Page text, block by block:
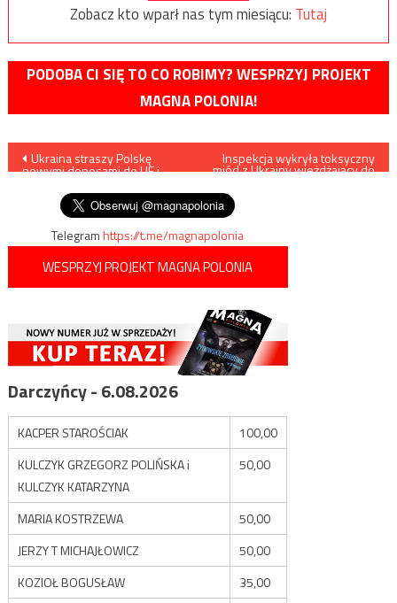
Zobacz kto wparł nas tym miesiącu: Tutaj
PODOBA CI SIĘ TO CO ROBIMY? WESPRZYJ PROJEKT
MAGNA POLONIA!
Nawigacja
wpisu
Ukraina straszy Polskę
nowymi donosami do UE i
Inspekcja wykryła toksyczny
miód z Ukrainy wjeżdżający do
Telegramhttps://t.me/magnapolonia
WESPRZYJ PROJEKT MAGNA POLONIA
Darczyńcy - 6.08.2026
KACPER STAROŚCIAK
100,00
KULCZYK GRZEGORZ POLIŃSKA i
KULCZYK KATARZYNA
50,00
MARIA KOSTRZEWA
50,00
JERZY T MICHAJŁOWICZ
50,00
KOZIOŁ BOGUSŁAW
35,00